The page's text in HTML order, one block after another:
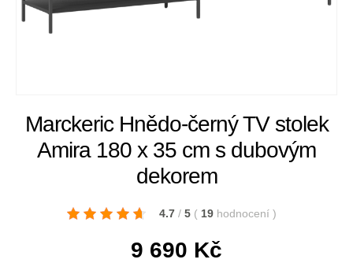
Marckeric Hnědo-černý TV stolek
Amira 180 x 35 cm s dubovým
dekorem
4.7 / 5 ( 19 hodnocení )
9 690 Kč